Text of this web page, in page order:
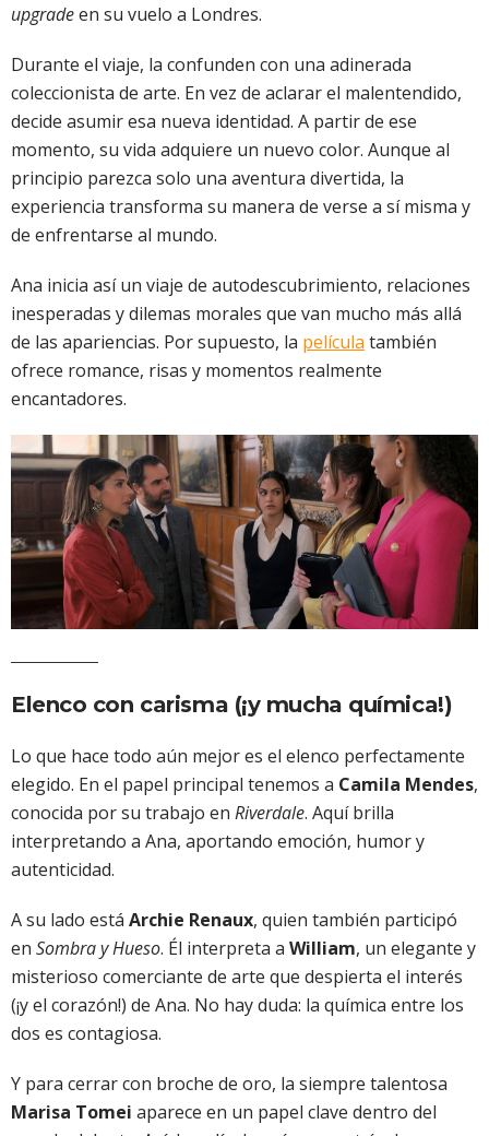
upgradeen su vuelo a Londres.
Durante el viaje, la confunden con una adinerada
coleccionista de arte. En vez de aclarar el malentendido,
decide asumir esa nueva identidad. A partir de ese
momento, su vida adquiere un nuevo color. Aunque al
principio parezca solo una aventura divertida, la
experiencia transforma su manera de verse a sí misma y
de enfrentarse al mundo.
Ana inicia así un viaje de autodescubrimiento, relaciones
inesperadas y dilemas morales que van mucho más allá
de las apariencias. Por supuesto, la película también
ofrece romance, risas y momentos realmente
encantadores.
Elenco con carisma (¡y mucha química!)
Lo que hace todo aún mejor es el elenco perfectamente
elegido. En el papel principal tenemos a Camila Mendes,
conocida por su trabajo en Riverdale. Aquí brilla
interpretando a Ana, aportando emoción, humor y
autenticidad.
A su lado está Archie Renaux, quien también participó
en Sombra y Hueso. Él interpreta a William, un elegante y
misterioso comerciante de arte que despierta el interés
(¡y el corazón!) de Ana. No hay duda: la química entre los
dos es contagiosa.
Y para cerrar con broche de oro, la siempre talentosa
Marisa Tomei aparece en un papel clave dentro del